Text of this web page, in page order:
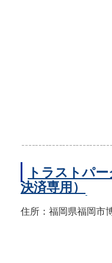
トラストパ
決済専用）
住所：福岡県福岡市